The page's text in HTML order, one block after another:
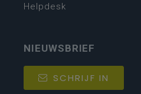
Helpdesk
NIEUWSBRIEF
SCHRIJF IN